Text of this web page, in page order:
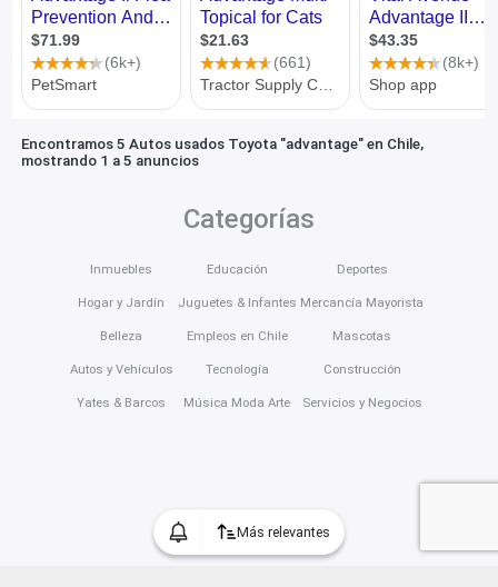
Más relevantes
Encontramos 5 Autos usados Toyota "advantage" en Chile,
mostrando 1 a 5 anuncios
Categorías
Inmuebles
Hogar y Jardín
Belleza
Autos y Vehículos
Yates & Barcos
Educación
Juguetes & Infantes
Empleos en Chile
Tecnología
Música Moda Arte
Deportes
Mercancía Mayorista
Mascotas
Construcción
Servicios y Negocios